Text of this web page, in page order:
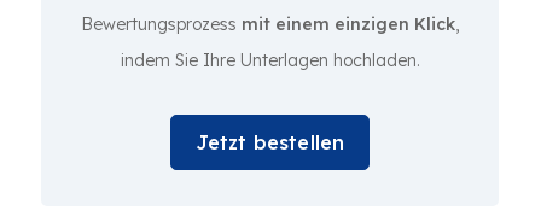
Bewertungsprozess mit einem einzigen Klick,
indem Sie Ihre Unterlagen hochladen.
Jetzt bestellen